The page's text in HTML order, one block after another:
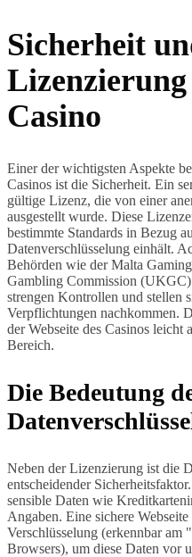
Sicherheit
Casino
Einer der wichtigsten Aspekte
Casinos ist die Sicherheit. Ein
gültige Lizenz, die von einer
ausgestellt wurde. Diese
bestimmte Standards in Bezug
Datenverschlüsselung einhält.
Behörden wie der Malta
Gambling Commission
strengen Kontrollen und stellen
Verpflichtungen nachkommen.
der Webseite des Casinos
Bereich.
Die Bedeutung
Neben der Lizenzierung ist die
entscheidender
sensible Daten wie
Angaben. Eine sichere
Verschlüsselung (erkennbar am
Browsers), um diese Daten vor